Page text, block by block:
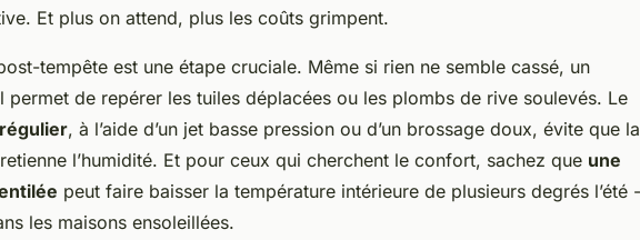
Et plus on attend, plus les coûts grimpent.
tempête est une étape cruciale. Même si rien ne semble cassé, un
permet de repérer les tuiles déplacées ou les plombs de rive soulevés. Le
, à l’aide d’un jet basse pression ou d’un brossage doux, évite que la
l’humidité. Et pour ceux qui cherchent le confort, sachez que une
peut faire baisser la température intérieure de plusieurs degrés l’été -
les maisons ensoleillées.